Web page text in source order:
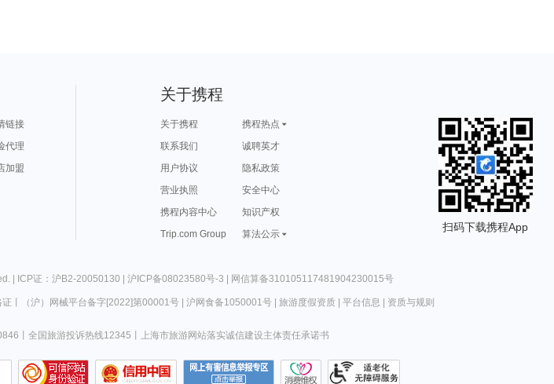
链接
代理
加盟
关于携程
关于携程
携程热点
联系我们
诚聘英才
用户协议
隐私政策
营业执照
安全中心
携程内容中心
知识产权
Trip.com Group
算法公示
扫码下载携程App
| ICP证：沪B2-20050130 | 沪ICP备08023580号-3 | 网信算备310105117481904230015号
（沪）网械平台备字[2022]第00001号| 沪网食备1050001号| 旅游度假资质| 平台信息 资质与规则
全国旅游投诉热线12345 上海市旅游网站落实诚信建设主体责任承诺书